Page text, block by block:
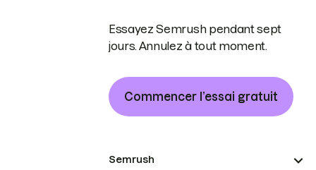
Essayez Semrush pendant sept
jours. Annulez à tout moment.
Commencer l’essai gratuit
Semrush